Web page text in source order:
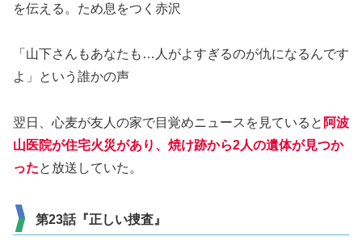
を伝える。ため息をつく赤沢
「山下さんもあなたも…人がよすぎるのが仇になるんです
よ」という誰かの声
翌日、心麦が友人の家で目覚めニュースを見ていると 阿波
山医院が住宅火災があり、焼け跡から2人の遺体が見つか
ったと放送していた。
第23話『正しい捜査』